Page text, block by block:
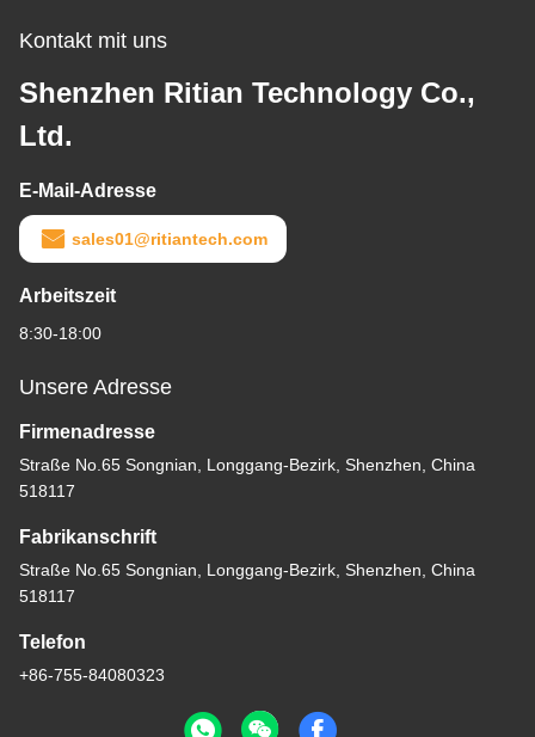
Kontakt mit uns
Shenzhen Ritian Technology Co.,
Ltd.
E-Mail-Adresse
sales01@ritiantech.com
Arbeitszeit
8:30-18:00
Unsere Adresse
Firmenadresse
Straße No.65 Songnian, Longgang-Bezirk, Shenzhen, China
518117
Fabrikanschrift
Straße No.65 Songnian, Longgang-Bezirk, Shenzhen, China
518117
Telefon
+86-755-84080323